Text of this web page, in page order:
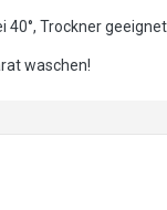
40°, Trockner
waschen!